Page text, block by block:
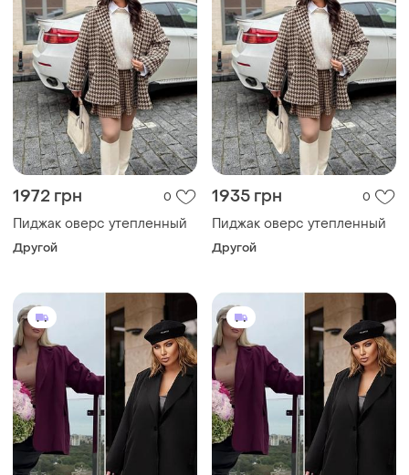
1972 грн 0
Пиджак оверс утепленный
Другой
1935 грн 0
Пиджак оверс утепленный
Другой